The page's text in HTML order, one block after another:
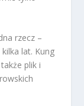
rzecz –
lat. Kung
plik i